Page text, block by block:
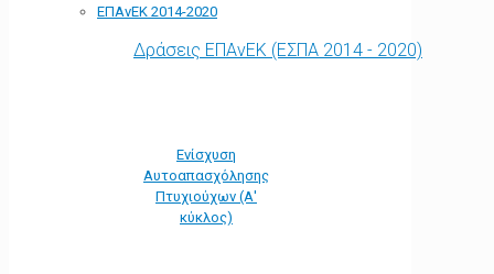
ΕΠΑνΕΚ 2014-2020
Δράσεις ΕΠΑνΕΚ (ΕΣΠΑ 2014 - 2020)
Ενίσχυση
Αυτοαπασχόλησης
Πτυχιούχων (Α'
κύκλος)